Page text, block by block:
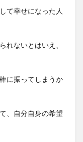
て幸せになった人
れないとはいえ、
に振ってしまうか
、自分自身の希望